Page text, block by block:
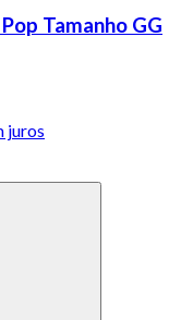
Tamanho GG
juros